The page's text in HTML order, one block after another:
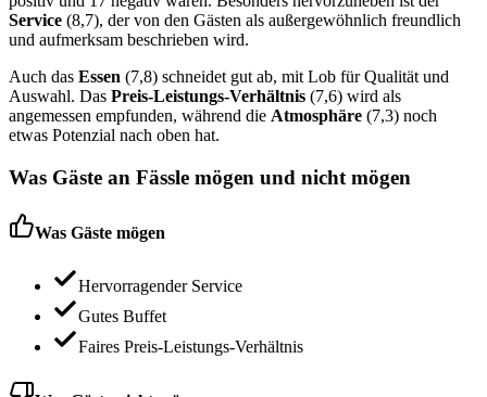
Service (8,7), der von den Gästen als außergewöhnlich freundlich
und aufmerksam beschrieben wird.
Auch das Essen (7,8) schneidet gut ab, mit Lob für Qualität und
Auswahl. Das Preis-Leistungs-Verhältnis (7,6) wird als
angemessen empfunden, während die Atmosphäre (7,3) noch
etwas Potenzial nach oben hat.
Was Gäste an Fässle mögen und nicht mögen
Was Gäste mögen
Hervorragender Service
Gutes Buffet
Faires Preis-Leistungs-Verhältnis